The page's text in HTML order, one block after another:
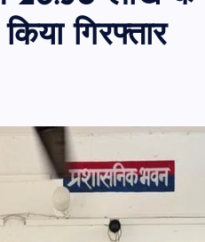
गिरफ्तार